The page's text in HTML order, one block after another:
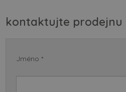
kontaktujte prodejnu
Jméno *